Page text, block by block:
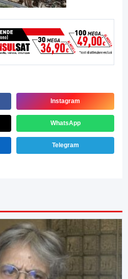
Instagram
WhatsApp
Telegram